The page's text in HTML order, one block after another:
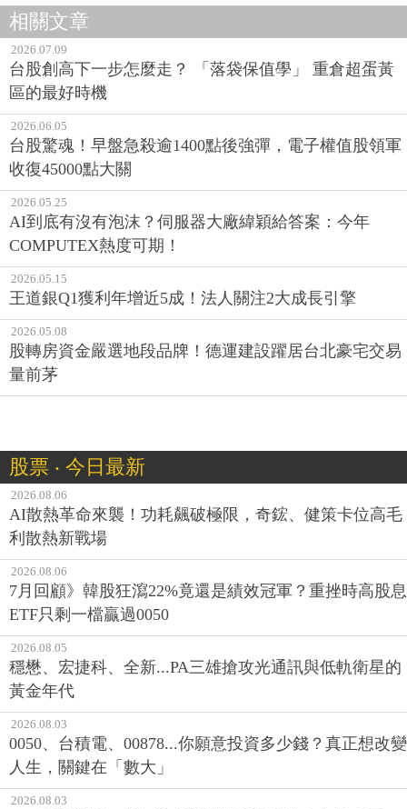
相關文章
2026.07.09
台股創高下一步怎麼走？ 「落袋保值學」 重倉超蛋黃
區的最好時機
2026.06.05
台股驚魂！早盤急殺逾1400點後強彈，電子權值股領軍
收復45000點大關
2026.05.25
AI到底有沒有泡沫？伺服器大廠緯穎給答案：今年
COMPUTEX熱度可期！
2026.05.15
王道銀Q1獲利年增近5成！法人關注2大成長引擎
2026.05.08
股轉房資金嚴選地段品牌！德運建設躍居台北豪宅交易
量前茅
股票 ‧ 今日最新
2026.08.06
AI散熱革命來襲！功耗飆破極限，奇鋐、健策卡位高毛
利散熱新戰場
2026.08.06
7月回顧》韓股狂瀉22%竟還是績效冠軍？重挫時高股息
ETF只剩一檔贏過0050
2026.08.05
穩懋、宏捷科、全新...PA三雄搶攻光通訊與低軌衛星的
黃金年代
2026.08.03
0050、台積電、00878...你願意投資多少錢？真正想改變
人生，關鍵在「數大」
2026.08.03